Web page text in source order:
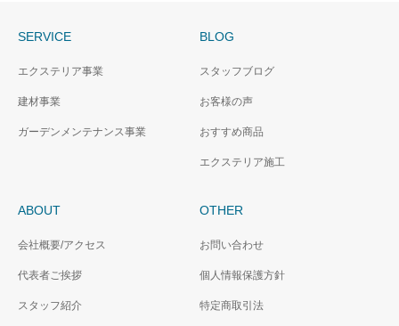
SERVICE
エクステリア事業
建材事業
ガーデンメンテナンス事業
BLOG
スタッフブログ
お客様の声
おすすめ商品
エクステリア施工
ABOUT
会社概要/アクセス
代表者ご挨拶
スタッフ紹介
OTHER
お問い合わせ
個人情報保護方針
特定商取引法